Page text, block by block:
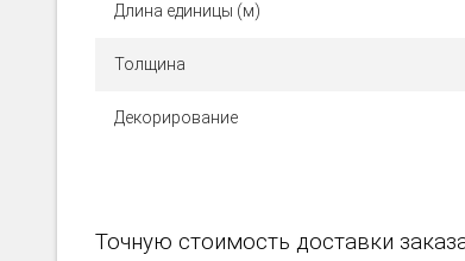
Длина единицы (м)
Толщина
Декорирование
Точную стоимость доставки